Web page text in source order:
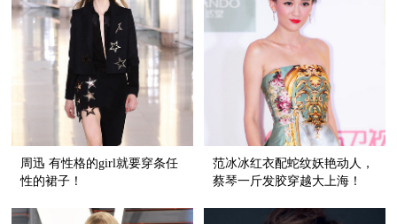
周迅 有性格的girl就要穿条任
性的裙子！
范冰冰红衣配蛇纹妖艳动人，
蔡琴一斤发胶穿越大上海！